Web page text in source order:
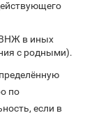
ВНЖ в иных
с родными).
по
если в